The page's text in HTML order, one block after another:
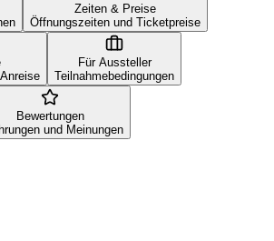
Zeiten & Preise
Öffnungszeiten und Ticketpreise
Für Aussteller
Teilnahmebedingungen
Bewertungen
und Meinungen